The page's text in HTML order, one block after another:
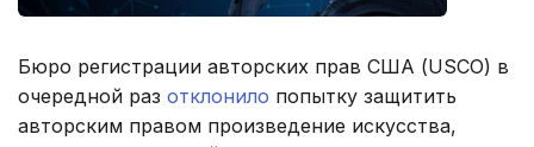
Бюро регистрации авторских прав США (USCO) в
очередной раз отклонило попытку защитить
авторским правом произведение искусства,